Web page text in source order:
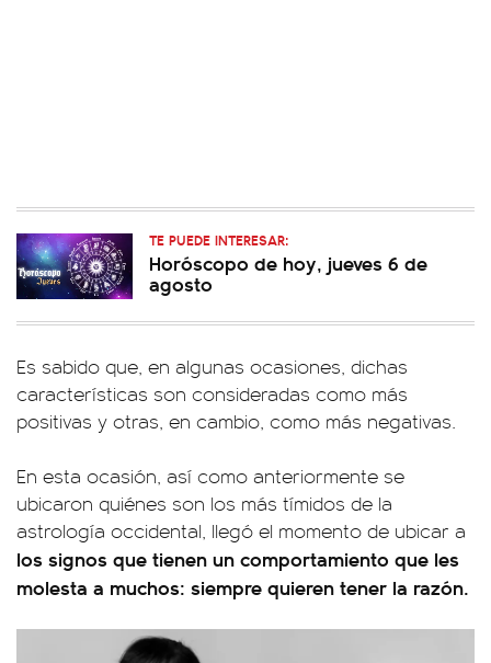
TE PUEDE INTERESAR:
Horóscopo de hoy, jueves 6 de
agosto
Es sabido que, en algunas ocasiones, dichas
características son consideradas como más
positivas y otras, en cambio, como más negativas.
En esta ocasión, así como anteriormente se
ubicaron quiénes son los más tímidos de la
astrología occidental, llegó el momento de ubicar a
los signos que tienen un comportamiento que les
molesta a muchos: siempre quieren tener la razón.